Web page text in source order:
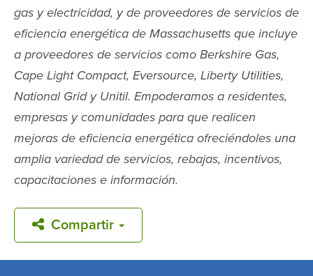
gas y electricidad, y de proveedores de servicios de
eficiencia energética de Massachusetts que incluye
a proveedores de servicios como Berkshire Gas,
Cape Light Compact, Eversource, Liberty Utilities,
National Grid y Unitil. Empoderamos a residentes,
empresas y comunidades para que realicen
mejoras de eficiencia energética ofreciéndoles una
amplia variedad de servicios, rebajas, incentivos,
capacitaciones e información.
Compartir